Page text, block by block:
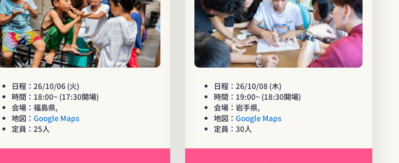
日程：26/10/06 (火)
時間：18:00~ (17:30開場)
会場：福島県,
地図：Google Maps
定員：25人
日程：26/10/08 (木)
時間：19:00~ (18:30開場)
会場：岩手県,
地図：Google Maps
定員：30人